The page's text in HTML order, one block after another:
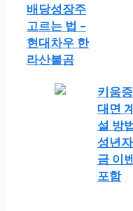
배당성장주
고르는 법 –
현대차우 한
라산불곰
키움
대면
설 방
성년
금 이
포함